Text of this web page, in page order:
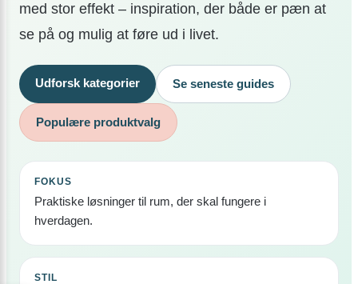
med stor effekt – inspiration, der både er pæn at
se på og mulig at føre ud i livet.
Udforsk kategorier Se seneste guides
Populære produktvalg
FOKUS
Praktiske løsninger til rum, der skal fungere i
hverdagen.
STIL